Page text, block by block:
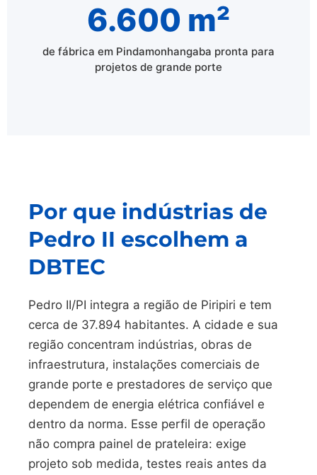
6.600 m²
de fábrica em Pindamonhangaba pronta para
projetos de grande porte
Por que indústrias de
Pedro II escolhem a
DBTEC
Pedro II/PI integra a região de Piripiri e tem
cerca de 37.894 habitantes. A cidade e sua
região concentram indústrias, obras de
infraestrutura, instalações comerciais de
grande porte e prestadores de serviço que
dependem de energia elétrica confiável e
dentro da norma. Esse perfil de operação
não compra painel de prateleira: exige
projeto sob medida, testes reais antes da